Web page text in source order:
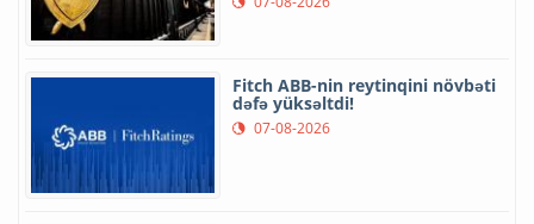
Fitch ABB-nin reytinqini növbəti
dəfə yüksəltdi!
07-08-2026